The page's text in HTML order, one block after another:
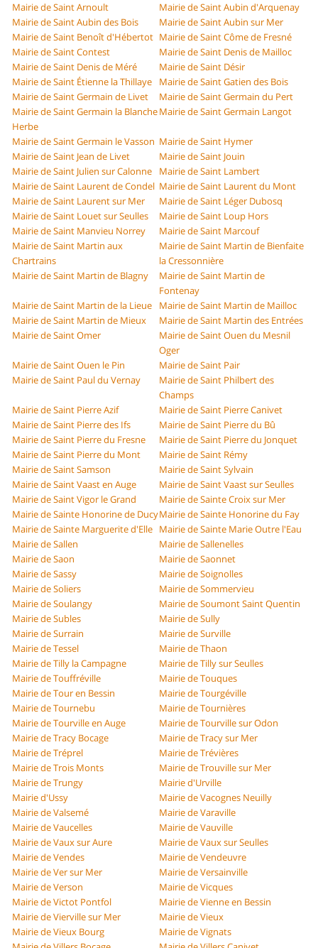
Mairie de Saint Arnoult
Mairie de Saint Aubin d'Arquenay
Mairie de Saint Aubin des Bois
Mairie de Saint Aubin sur Mer
Mairie de Saint Benoît d'Hébertot Mairie de Saint Côme de Fresné
Mairie de Saint Contest
Mairie de Saint Denis de Mailloc
Mairie de Saint Denis de Méré
Mairie de Saint Désir
Mairie de Saint Étienne la Thillaye
Mairie de Saint Gatien des Bois
Mairie de Saint Germain de Livet
Mairie de Saint Germain du Pert
Mairie de Saint Germain la Blanche
Herbe
Mairie de Saint Germain Langot
Mairie de Saint Germain le Vasson Mairie de Saint Hymer
Mairie de Saint Jean de Livet
Mairie de Saint Jouin
Mairie de Saint Julien sur Calonne
Mairie de Saint Lambert
Mairie de Saint Laurent de Condel Mairie de Saint Laurent du Mont
Mairie de Saint Laurent sur Mer
Mairie de Saint Léger Dubosq
Mairie de Saint Louet sur Seulles
Mairie de Saint Loup Hors
Mairie de Saint Manvieu Norrey
Mairie de Saint Marcouf
Mairie de Saint Martin aux
Chartrains
Mairie de Saint Martin de Bienfaite
la Cressonnière
Mairie de Saint Martin de Blagny
Mairie de Saint Martin de
Fontenay
Mairie de Saint Martin de la Lieue
Mairie de Saint Martin de Mailloc
Mairie de Saint Martin de Mieux
Mairie de Saint Martin des Entrées
Mairie de Saint Omer
Mairie de Saint Ouen du Mesnil
Oger
Mairie de Saint Ouen le Pin
Mairie de Saint Pair
Mairie de Saint Paul du Vernay
Mairie de Saint Philbert des
Champs
Mairie de Saint Pierre Azif
Mairie de Saint Pierre Canivet
Mairie de Saint Pierre des Ifs
Mairie de Saint Pierre du Bû
Mairie de Saint Pierre du Fresne
Mairie de Saint Pierre du Jonquet
Mairie de Saint Pierre du Mont
Mairie de Saint Rémy
Mairie de Saint Samson
Mairie de Saint Sylvain
Mairie de Saint Vaast en Auge
Mairie de Saint Vaast sur Seulles
Mairie de Saint Vigor le Grand
Mairie de Sainte Croix sur Mer
Mairie de Sainte Honorine de DucyMairie de Sainte Honorine du Fay
Mairie de Sainte Marguerite d'Elle Mairie de Sainte Marie Outre l'Eau
Mairie de Sallen
Mairie de Sallenelles
Mairie de Saon
Mairie de Saonnet
Mairie de Sassy
Mairie de Soignolles
Mairie de Soliers
Mairie de Sommervieu
Mairie de Soulangy
Mairie de Soumont Saint Quentin
Mairie de Subles
Mairie de Sully
Mairie de Surrain
Mairie de Surville
Mairie de Tessel
Mairie de Thaon
Mairie de Tilly la Campagne
Mairie de Tilly sur Seulles
Mairie de Touffréville
Mairie de Touques
Mairie de Tour en Bessin
Mairie de Tourgéville
Mairie de Tournebu
Mairie de Tournières
Mairie de Tourville en Auge
Mairie de Tourville sur Odon
Mairie de Tracy Bocage
Mairie de Tracy sur Mer
Mairie de Tréprel
Mairie de Trévières
Mairie de Trois Monts
Mairie de Trouville sur Mer
Mairie de Trungy
Mairie d'Urville
Mairie d'Ussy
Mairie de Vacognes Neuilly
Mairie de Valsemé
Mairie de Varaville
Mairie de Vaucelles
Mairie de Vauville
Mairie de Vaux sur Aure
Mairie de Vaux sur Seulles
Mairie de Vendes
Mairie de Vendeuvre
Mairie de Ver sur Mer
Mairie de Versainville
Mairie de Verson
Mairie de Vicques
Mairie de Victot Pontfol
Mairie de Vienne en Bessin
Mairie de Vierville sur Mer
Mairie de Vieux
Mairie de Vieux Bourg
Mairie de Vignats